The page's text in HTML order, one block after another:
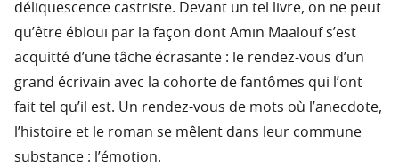
déliquescence castriste. Devant un tel livre, on ne peut
qu’être ébloui par la façon dont Amin Maalouf s’est
acquitté d’une tâche écrasante : le rendez-vous d’un
grand écrivain avec la cohorte de fantômes qui l’ont
fait tel qu’il est. Un rendez-vous de mots où l’anecdote,
l’histoire et le roman se mêlent dans leur commune
substance : l’émotion.